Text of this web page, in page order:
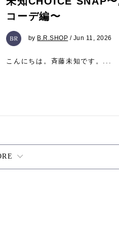
コーデ編〜
by B.R.SHOP / Jun 11, 2026
こんにちは。斉藤未知です。...